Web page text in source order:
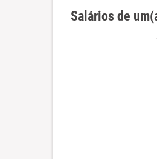
Salários de